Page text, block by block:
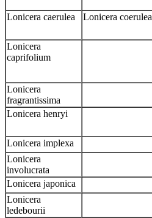
Lonicera caerulea Lonicera coerulea
Lonicera
caprifolium
Lonicera
fragrantissima
Lonicera henryi
Lonicera implexa
Lonicera
involucrata
Lonicera japonica
Lonicera
ledebourii